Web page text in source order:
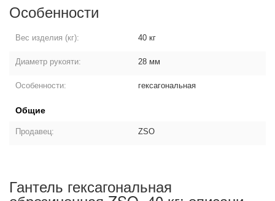
Особенности
Вес изделия (кг): 40 кг
Диаметр рукояти: 28 мм
Особенности: гексагональная
Общие
Продавец: ZSO
Гантель гексагональная